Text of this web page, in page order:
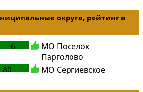
округа, рейтинг в
6
МО Поселок
Парголово
80 МО Сергиевское